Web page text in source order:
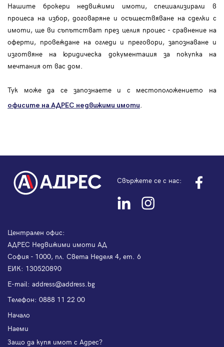
Нашите брокери недвижими имоти, специализирали в
процеса на избор, договаряне и осъществяване на сделки с
имоти, ще ви съпътстват през целия процес - сравнение на
оферти, провеждане на огледи и преговори, запознаване и
изготвяне на юридическа документация за покупка на
мечтания от вас дом.
Тук може да се запознаете и с местоположението на
офисите на АДРЕС недвижими имоти
Свържете се с нас:
Централен офис:
АДРЕС Недвижими имоти АД
София - 1000, пл. Света Неделя 4, ет. 6
ЕИК: 130520890
Е-mail: address@address.bg
Телефон: 0888 11 22 00
Начало
Наеми
Защо да купя имот с Адрес?